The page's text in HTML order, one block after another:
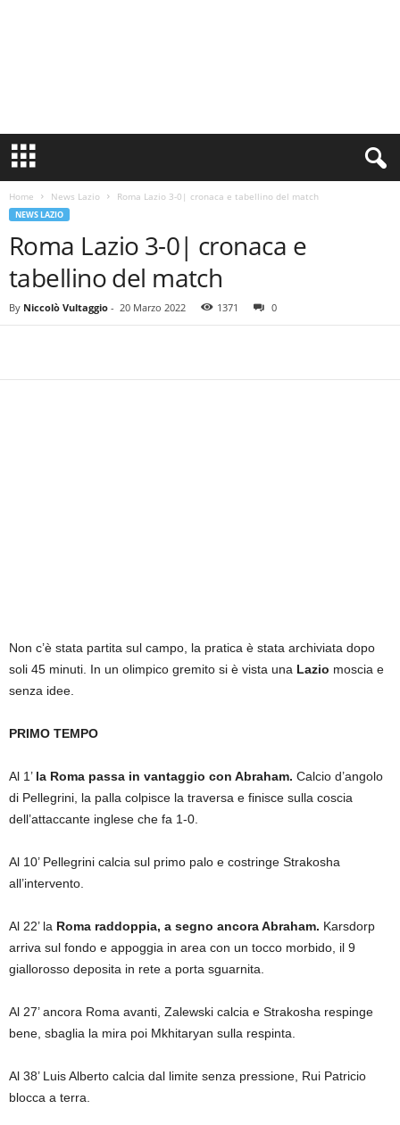
n
o
Home News Lazio Roma Lazio 3-0| cronaca e tabellino del match
NEWS LAZIO
Roma Lazio 3-0| cronaca e
tabellino del match
By Niccolò Vultaggio - 20 Marzo 2022 1371 0
Non c’è stata partita sul campo, la pratica è stata archiviata dopo
soli 45 minuti. In un olimpico gremito si è vista una Lazio moscia e
senza idee.
PRIMO TEMPO
Al 1’ la Roma passa in vantaggio con Abraham. Calcio d’angolo
di Pellegrini, la palla colpisce la traversa e finisce sulla coscia
dell’attaccante inglese che fa 1-0.
Al 10’ Pellegrini calcia sul primo palo e costringe Strakosha
all’intervento.
Al 22’ la Roma raddoppia, a segno ancora Abraham. Karsdorp
arriva sul fondo e appoggia in area con un tocco morbido, il 9
giallorosso deposita in rete a porta sguarnita.
Al 27’ ancora Roma avanti, Zalewski calcia e Strakosha respinge
bene, sbaglia la mira poi Mkhitaryan sulla respinta.
Al 38’ Luis Alberto calcia dal limite senza pressione, Rui Patricio
blocca a terra.